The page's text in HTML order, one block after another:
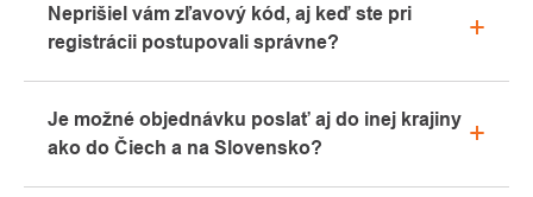
Kolíne. Radi vám tu poradíme s výberom vhodného
vybavenia, ktoré si môžete vyskúšať priamo v
Neprišiel vám zľavový kód, aj keď ste pri
registrácii postupovali správne?
záložku „hromadné“ alebo „SPAM“, veľmi často tu e-
mail s kódom končí. Ak ste aj napriek tomu svoj
Je možné objednávku poslať aj do inej krajiny
ako do Čiech a na Slovensko?